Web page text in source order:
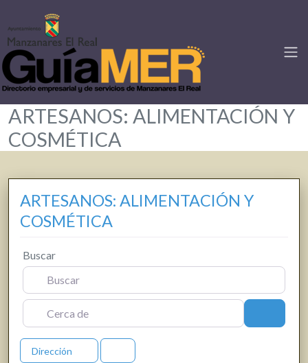
ARTESANOS: ALIMENTACIÓN Y
COSMÉTICA
ARTESANOS: ALIMENTACIÓN Y
COSMÉTICA
Buscar
Cerca de
Dirección